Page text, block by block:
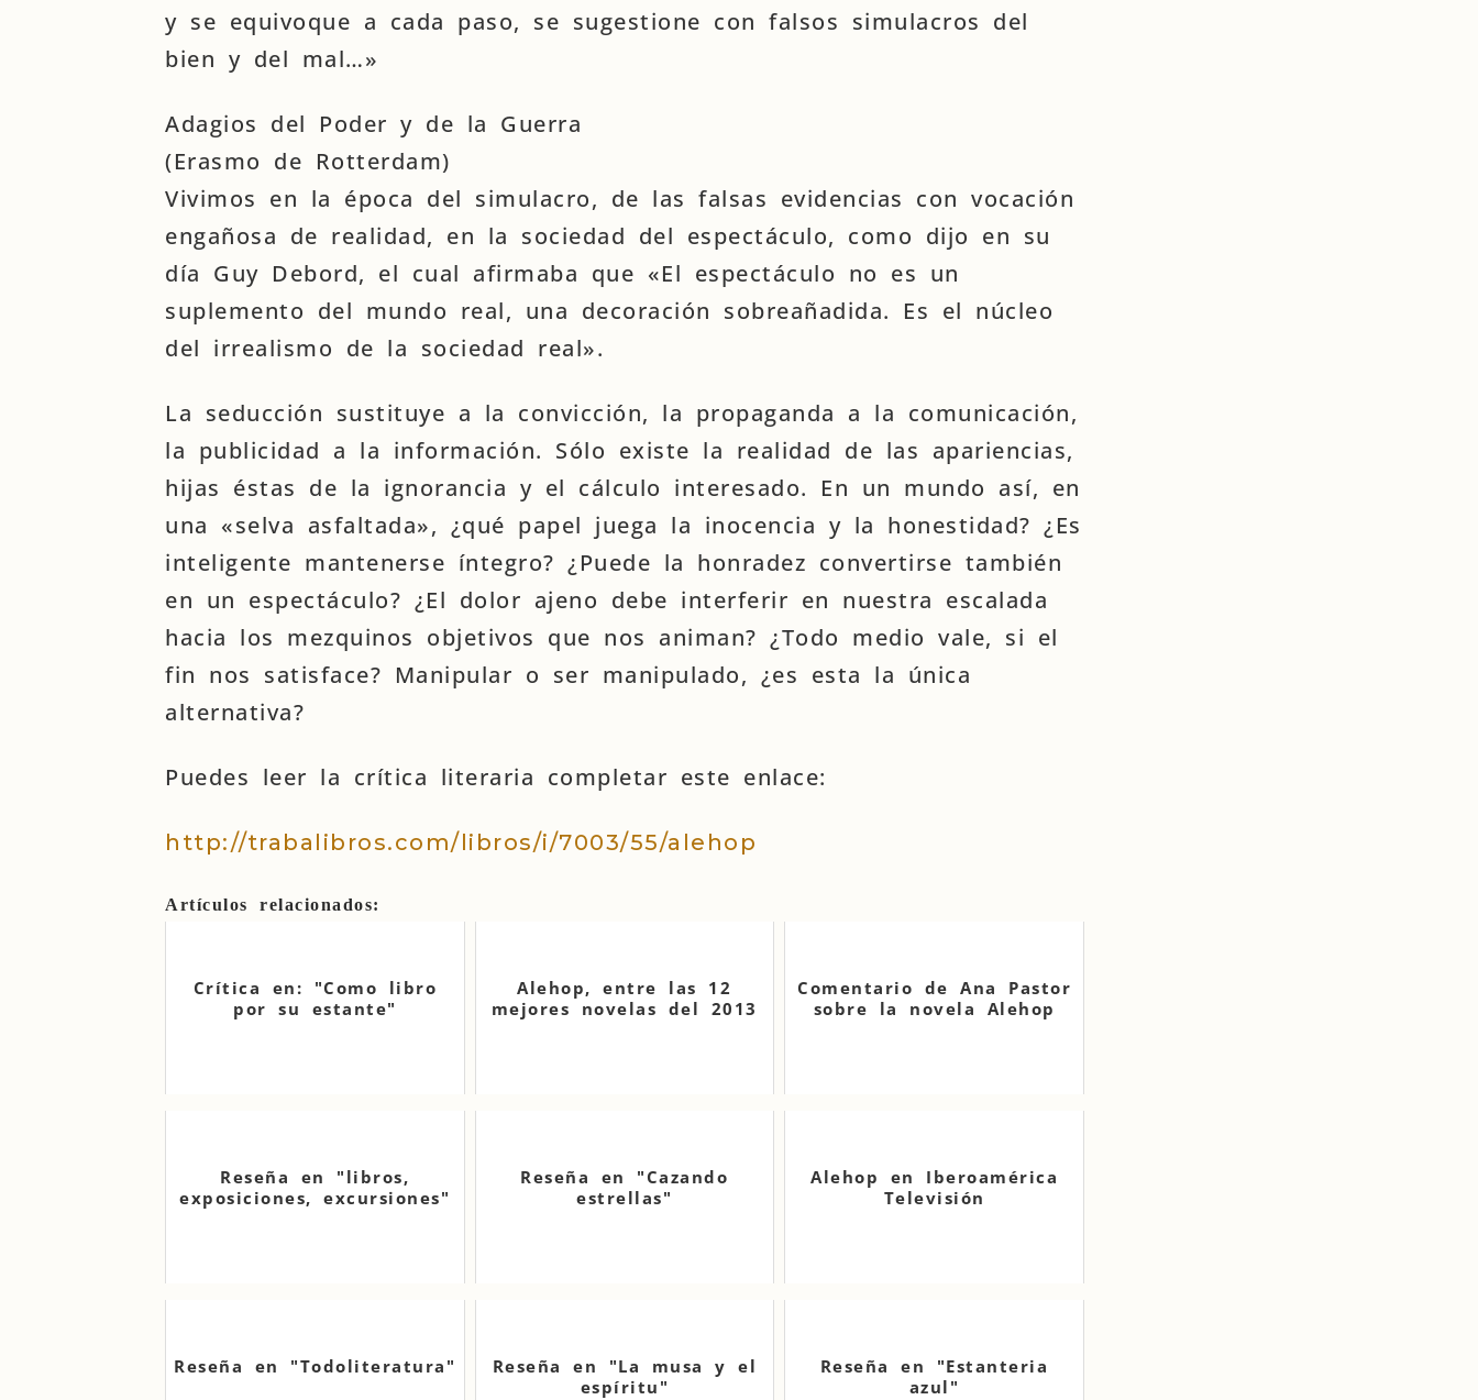
y se equivoque a cada paso, se sugestione con falsos simulacros del
bien y del mal…»
Adagios del Poder y de la Guerra
(Erasmo de Rotterdam)
Vivimos en la época del simulacro, de las falsas evidencias con vocación
engañosa de realidad, en la sociedad del espectáculo, como dijo en su
día Guy Debord, el cual afirmaba que «El espectáculo no es un
suplemento del mundo real, una decoración sobreañadida. Es el núcleo
del irrealismo de la sociedad real».
La seducción sustituye a la convicción, la propaganda a la comunicación,
la publicidad a la información. Sólo existe la realidad de las apariencias,
hijas éstas de la ignorancia y el cálculo interesado. En un mundo así, en
una «selva asfaltada», ¿qué papel juega la inocencia y la honestidad? ¿Es
inteligente mantenerse íntegro? ¿Puede la honradez convertirse también
en un espectáculo? ¿El dolor ajeno debe interferir en nuestra escalada
hacia los mezquinos objetivos que nos animan? ¿Todo medio vale, si el
fin nos satisface? Manipular o ser manipulado, ¿es esta la única
alternativa?
Puedes leer la crítica literaria completar este enlace:
http://trabalibros.com/libros/i/7003/55/alehop
Artículos relacionados:
Crítica en: "Como libro
por su estante"
Alehop, entre las 12
mejores novelas del 2013
Comentario de Ana Pastor
sobre la novela Alehop
Reseña en "libros,
exposiciones, excursiones"
Reseña en "Cazando
estrellas"
Alehop en Iberoamérica
Televisión
Reseña en "Todoliteratura"
Reseña en "La musa y el
espíritu"
Reseña en "Estanteria
azul"